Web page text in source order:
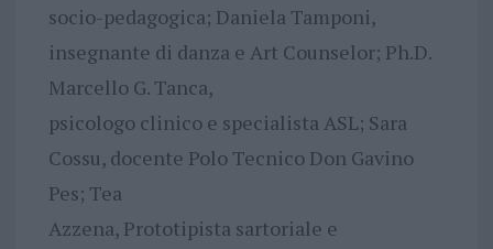
socio-pedagogica; Daniela Tamponi,
insegnante di danza e Art Counselor; Ph.D.
Marcello G. Tanca,
psicologo clinico e specialista ASL; Sara
Cossu, docente Polo Tecnico Don Gavino
Pes; Tea
Azzena, Prototipista sartoriale e